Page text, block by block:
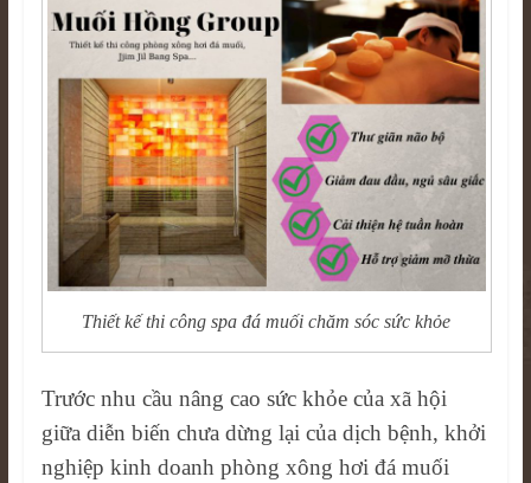
Thiết kế thi công spa đá muối chăm sóc sức khỏe
Trước nhu cầu nâng cao sức khỏe của xã hội
giữa diễn biến chưa dừng lại của dịch bệnh, khởi
nghiệp kinh doanh phòng xông hơi đá muối